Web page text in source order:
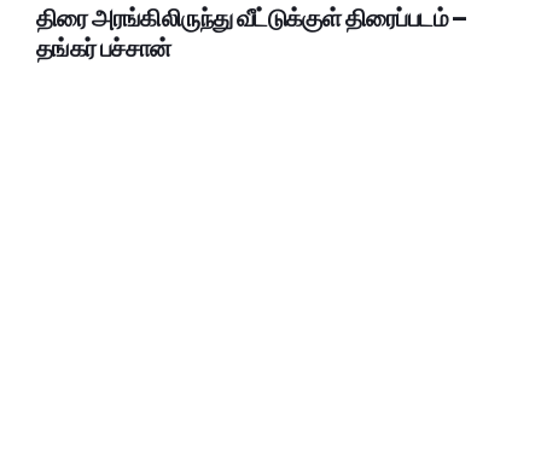
திரை அரங்கிலிருந்து வீட்டுக்குள் திரைப்படம் –
தங்கர் பச்சான்